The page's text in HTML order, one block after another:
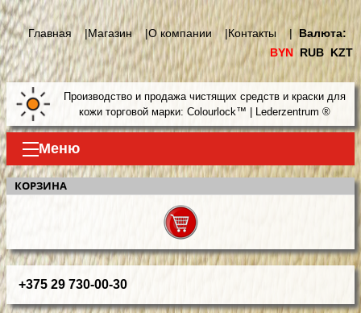
Главная |Магазин |О компании |Контакты | Валюта:
BYN RUB KZT
Производство и продажа чистящих средств и краски для
кожи торговой марки: Colourlock™ | Lederzentrum ®
Меню
КОРЗИНА
+375 29 730-00-30